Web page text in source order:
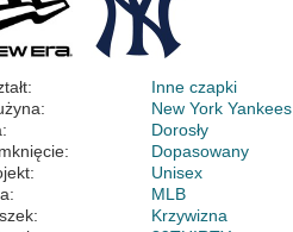
Inne czapki
New York Yankees
Dorosły
Dopasowany
Unisex
MLB
Krzywizna